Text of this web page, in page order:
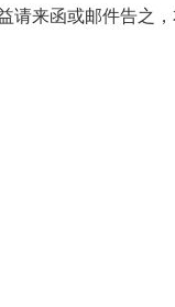
请来函或邮件告之